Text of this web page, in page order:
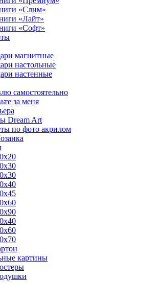
«Слим»
«Лайт»
«Софт»
магнитные
настольные
настенные
самостоятельно
за меня
Dream Art
по фото акрилом
картины